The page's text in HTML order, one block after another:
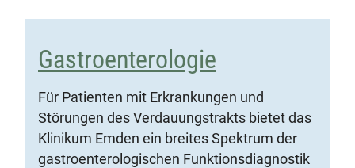
Gastroenterologie
Für Patienten mit Erkrankungen und
Störungen des Verdauungstrakts bietet das
Klinikum Emden ein breites Spektrum der
gastroenterologischen Funktionsdiagnostik